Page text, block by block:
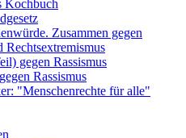
Kochbuch
Zusammen gegen
Rechtsextremismus
gegen Rassismus
Rassismus
"Menschenrechte für alle"